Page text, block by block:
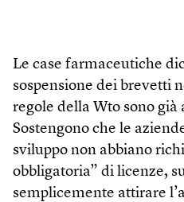
Le case farmaceutiche
sospensione dei brevetti
regole della Wto sono già
Sostengono che le
sviluppo non abbiano
obbligatoria” di licenze,
semplicemente attirare